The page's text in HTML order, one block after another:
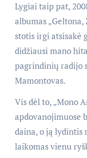
Lygiai taip pat,
albumas
stotis irgi atsisakė
didžiausi mano
pagrindinių radijo
Mamontovas.
Vis dėl to, „Mono
apdovanojimuose
daina, o ją lydintis
laikomas vienu